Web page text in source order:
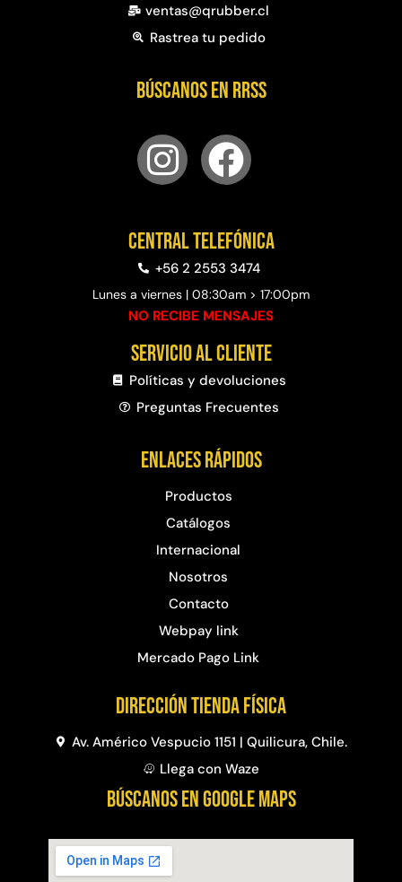
ventas@qrubber.cl
Rastrea tu pedido
Búscanos en RRSS
Central telefónica
+56 2 2553 3474
Lunes a viernes | 08:30am > 17:00pm
NO RECIBE MENSAJES
Servicio al cliente
Políticas y devoluciones
Preguntas Frecuentes​
Enlaces rápidos
Productos
Catálogos
Internacional
Nosotros
Contacto
Webpay link
Mercado Pago Link
Dirección Tienda física
Av. Américo Vespucio 1151 | Quilicura, Chile.
Llega con Waze
BÚSCANOS EN GOOGLE MAPS